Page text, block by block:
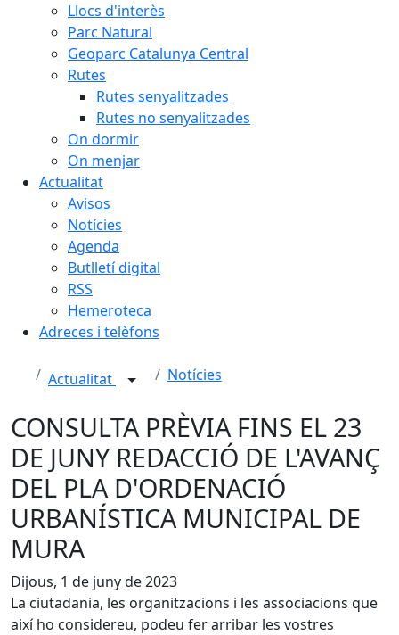
Llocs d'interès
Parc Natural
Geoparc Catalunya Central
Rutes
Rutes senyalitzades
Rutes no senyalitzades
On dormir
On menjar
Actualitat
Avisos
Notícies
Agenda
Butlletí digital
RSS
Hemeroteca
Adreces i telèfons
Actualitat Notícies
CONSULTA PRÈVIA FINS EL 23
DE JUNY REDACCIÓ DE L'AVANÇ
DEL PLA D'ORDENACIÓ
URBANÍSTICA MUNICIPAL DE
MURA
Dijous, 1 de juny de 2023
La ciutadania, les organitzacions i les associacions que
així ho considereu, podeu fer arribar les vostres